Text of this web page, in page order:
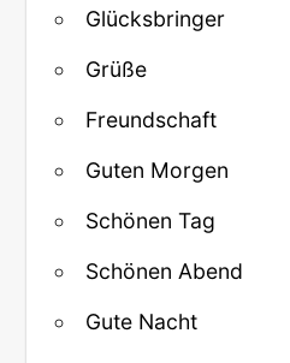
Glücksbringer
Grüße
Freundschaft
Guten Morgen
Schönen Tag
Schönen Abend
Gute Nacht